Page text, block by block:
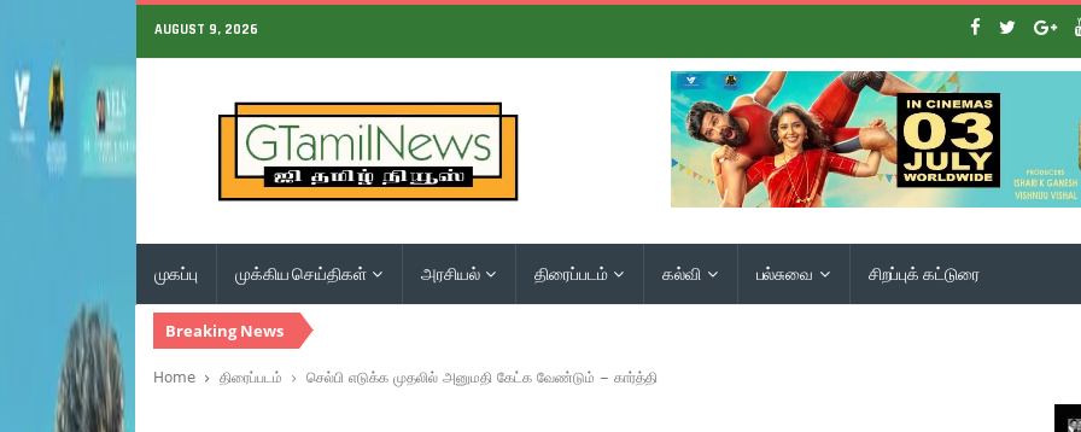
AUGUST 9, 2026
முகப்பு முக்கிய செய்திகள் அரசியல் திரைப்படம் கல்வி பல்சுவை சிறப்புக் கட்டுரை
Breaking News
Home திரைப்படம் செல்பி எடுக்க முதலில் அனுமதி கேட்க வேண்டும் – கார்த்தி